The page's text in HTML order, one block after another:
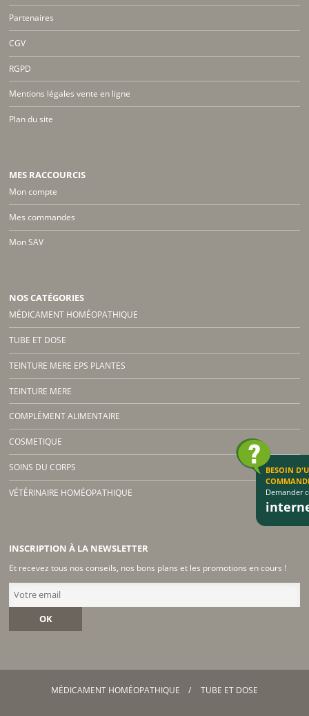
Partenaires
CGV
RGPD
Mentions légales vente en ligne
Plan du site
MES RACCOURCIS
Mon compte
Mes commandes
Mon SAV
NOS CATÉGORIES
MÉDICAMENT HOMÉOPATHIQUE
TUBE ET DOSE
TEINTURE MERE EPS PLANTES
TEINTURE MERE
COMPLÉMENT ALIMENTAIRE
COSMETIQUE
SOINS DU CORPS
VÉTÉRINAIRE HOMÉOPATHIQUE
INSCRIPTION À LA NEWSLETTER
Et recevez tous nos conseils, nos bons plans et les promotions en cours !
OK
MÉDICAMENT HOMÉOPATHIQUE TUBE ET DOSE
BESOIN
Demander